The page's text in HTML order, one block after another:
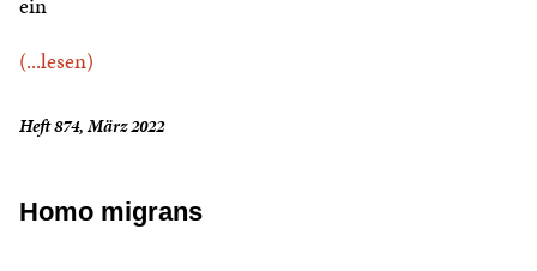
(...lesen)
Heft 874, März 2022
Homo migrans